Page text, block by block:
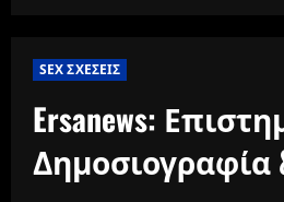
SEX ΣΧΕΣΕΙΣ
Ersanews:
Δημοσιογραφία